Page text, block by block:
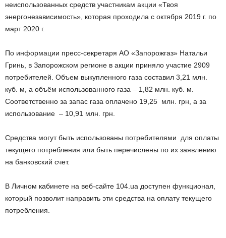
неиспользованных средств участникам акции «Твоя
энергонезависимость», которая проходила с октября 2019 г. по
март 2020 г.
По информации пресс-секретаря АО «Запорожгаз» Натальи
Гринь, в Запорожском регионе в акции приняло участие 2909
потребителей. Объем выкупленного газа составил 3,21 млн.
куб. м, а объём использованного газа – 1,82 млн. куб. м.
Соответственно за запас газа оплачено 19,25 млн. грн, а за
использование – 10,91 млн. грн.
Средства могут быть использованы потребителями для оплаты
текущего потребления или быть перечислены по их заявлению
на банковский счет.
В Личном кабинете на веб-сайте 104.ua доступен функционал,
который позволит направить эти средства на оплату текущего
потребления.